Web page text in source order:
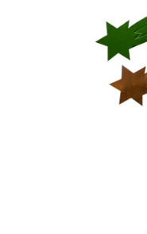
FUNKČNÍ ČOKOLÁDA